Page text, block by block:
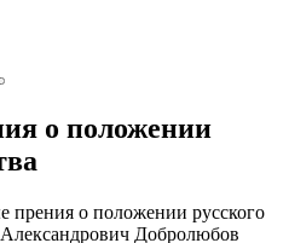
о положении